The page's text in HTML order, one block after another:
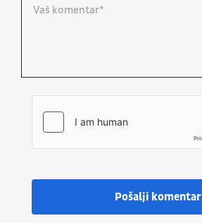
Pošalji komentar